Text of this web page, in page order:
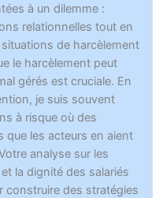
à un dilemme :
relationnelles tout en
de harcèlement
le harcèlement peut
gérés est cruciale. En
je suis souvent
à risque où des
que les acteurs en aient
analyse sur les
la dignité des salariés
construire des stratégies